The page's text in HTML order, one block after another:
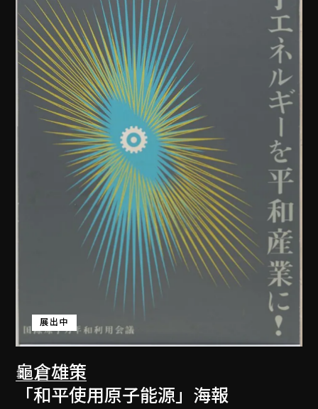
龜倉雄策
展出中
「和平使用原子能源」海報